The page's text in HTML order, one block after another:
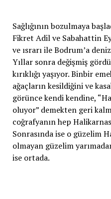
Sağlığının bozulmaya
Fikret Adil ve Sabahattin
ve ısrarı ile Bodrum’a
Yıllar sonra değişmiş
kırıklığı yaşıyor. Binbir
ağaçların kesildiğini ve
görünce kendi kendine,
oluyor” demekten geri
coğrafyanın hep
Sonrasında ise o güzelim
olmayan güzelim
ise ortada.